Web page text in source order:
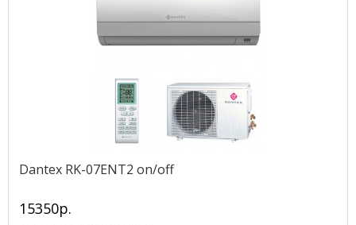
Dantex RK-07ENT2 on/off
15350р.